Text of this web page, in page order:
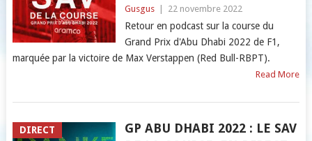
Gusgus 22 novembre 2022
Retour en podcast sur la course du
Grand Prix d'Abu Dhabi 2022 de F1,
marquée par la victoire de Max Verstappen (Red Bull-RBPT).
Read More
DIRECT
GP ABU DHABI 2022 : LE SAV